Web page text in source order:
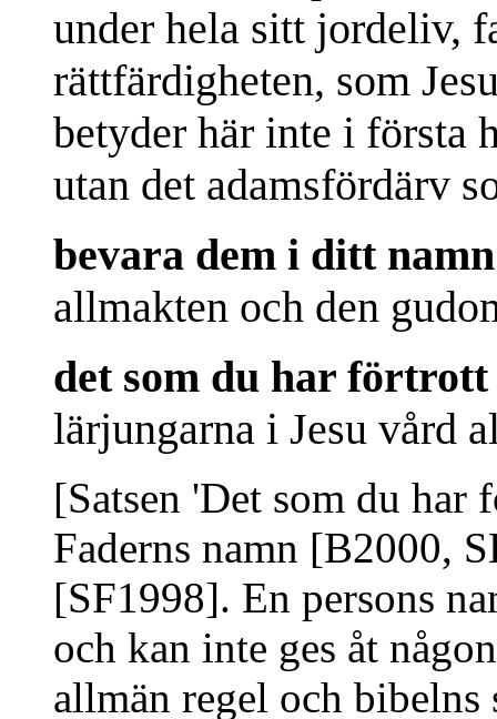
under hela sitt jordeliv,
rättfärdigheten, som
betyder här inte i första
utan det adamsfördärv
bevara dem i ditt
allmakten och den
det som du har
lärjungarna i Jesu vård
[Satsen 'Det som du har
Faderns namn [B2000,
[SF1998]. En persons
och kan inte ges åt
allmän regel och